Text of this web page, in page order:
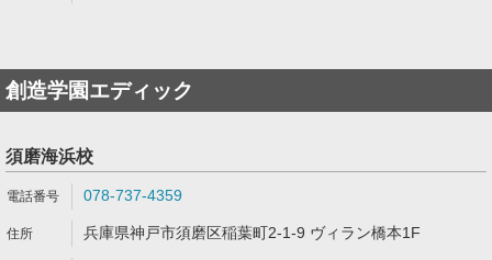
創造学園エディック
須磨海浜校
078-737-4359
兵庫県神戸市須磨区稲葉町2-1-9 ヴィラン橋本1F